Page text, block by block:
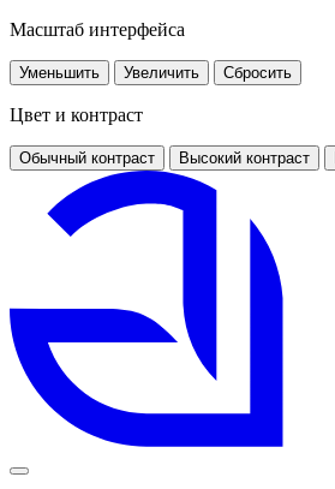
Масштаб интерфейса
Уменьшить Увеличить Сбросить
Цвет и контраст
Обычный контраст Высокий контраст